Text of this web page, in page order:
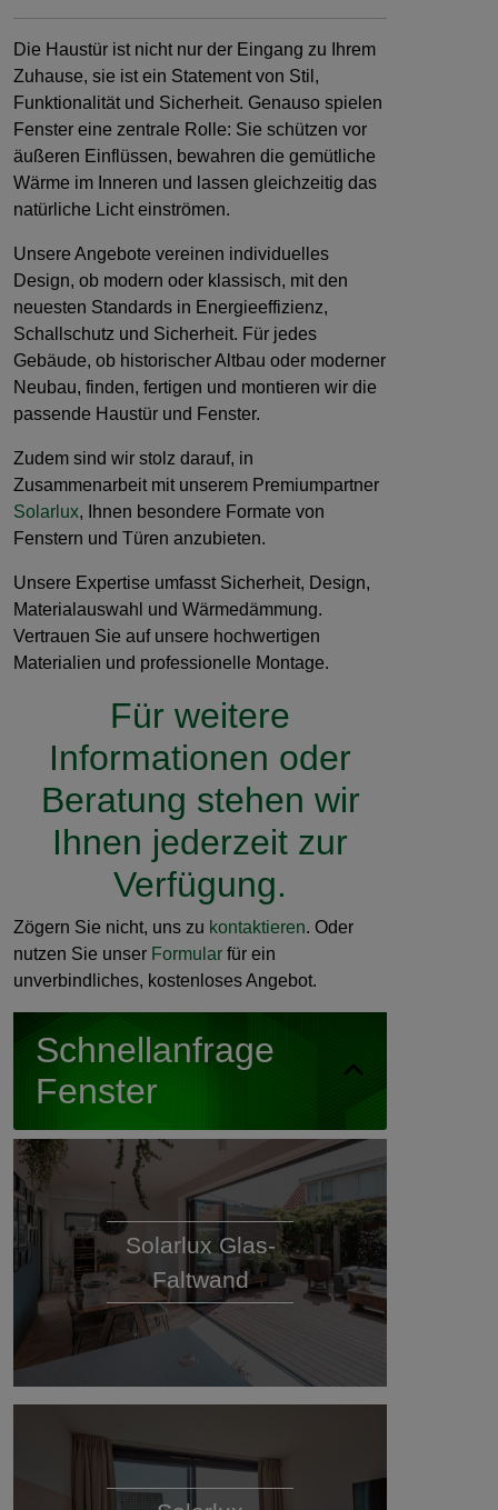
Sprechen Sie uns an!
Die Haustür ist nicht nur der Eingang zu Ihrem
Zuhause, sie ist ein Statement von Stil,
Funktionalität und Sicherheit. Genauso spielen
Fenster eine zentrale Rolle: Sie schützen vor
äußeren Einflüssen, bewahren die gemütliche
Wärme im Inneren und lassen gleichzeitig das
natürliche Licht einströmen.
Unsere Angebote vereinen individuelles
Design, ob modern oder klassisch, mit den
neuesten Standards in Energieeffizienz,
Schallschutz und Sicherheit. Für jedes
Gebäude, ob historischer Altbau oder moderner
Neubau, finden, fertigen und montieren wir die
passende Haustür und Fenster.
Zudem sind wir stolz darauf, in
Zusammenarbeit mit unserem Premiumpartner
Solarlux, Ihnen besondere Formate von
Fenstern und Türen anzubieten.
Unsere Expertise umfasst Sicherheit, Design,
Materialauswahl und Wärmedämmung.
Vertrauen Sie auf unsere hochwertigen
Materialien und professionelle Montage.
Für weitere
Informationen oder
Beratung stehen wir
Ihnen jederzeit zur
Verfügung.
Zögern Sie nicht, uns zu kontaktieren. Oder
nutzen Sie unser Formular für ein
unverbindliches, kostenloses Angebot.
Schnellanfrage
Fenster
Solarlux Glas-
Faltwand